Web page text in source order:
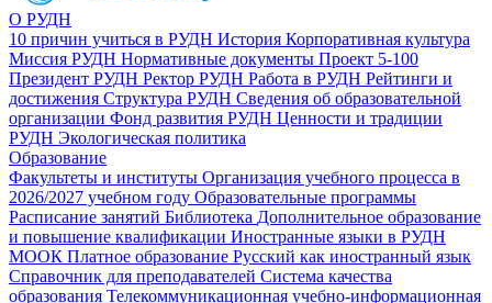
О РУДН
10 причин учиться в РУДН История Корпоративная культура
Миссия РУДН Нормативные документы Проект 5-100
Президент РУДН Ректор РУДН Работа в РУДН Рейтинги и
достижения Структура РУДН Сведения об образовательной
организации Фонд развития РУДН Ценности и традиции
РУДН Экологическая политика
Образование
Факультеты и институты Организация учебного процесса в
2026/2027 учебном году Образовательные программы
Расписание занятий Библиотека Дополнительное образование
и повышение квалификации Иностранные языки в РУДН
МООК Платное образование Русский как иностранный язык
Справочник для преподавателей Система качества
образования Телекоммуникационная учебно-информационная